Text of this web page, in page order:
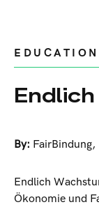
By: FairBindung,
Endlich
Ökonomie und